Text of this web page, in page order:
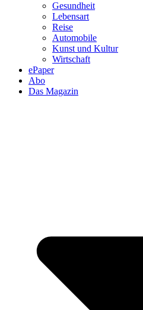
Gesundheit
Lebensart
Reise
Automobile
Kunst und Kultur
Wirtschaft
ePaper
Abo
Das Magazin